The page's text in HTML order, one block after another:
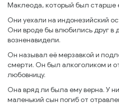
Маклеода, который был старше
Они уехали на индонезийский
Они вроде бы влюбились друг в
возненавидели.
Он называл её мерзавкой и
смерти. Он был алкоголиком и
любовницу.
Она вряд ли была ему верна. У
маленький сын погиб от